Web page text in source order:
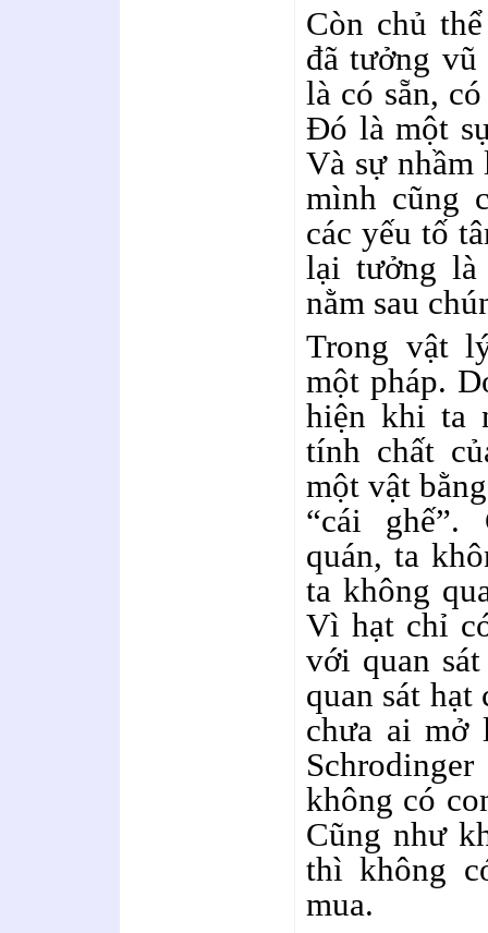
Còn chủ
đã tưởng
là có sẵn,
Đó là một
Và sự
mình cũng
các yếu tố
lại tưởng
nằm sau
Trong vật
một pháp.
hiện khi ta
tính chất
một vật
“cái ghế”.
quán, ta
ta không
Vì hạt chỉ
với quan
quan sát
chưa ai mở
không có
Cũng như
thì không
mua.